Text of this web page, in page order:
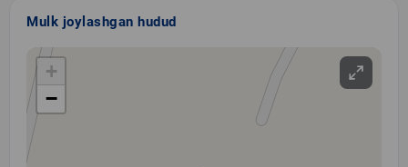
Mulk joylashgan hudud
+
−